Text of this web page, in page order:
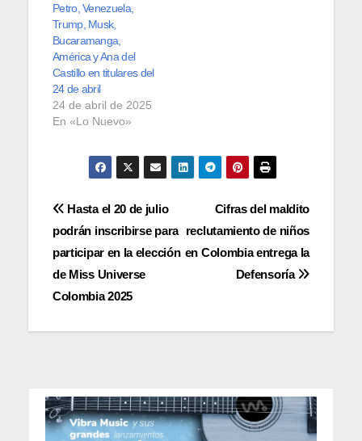
Petro, Venezuela,
Trump, Musk,
Bucaramanga,
América y Ana del
Castillo en titulares del
24 de abril
24 de abril de 2025
En «Lo Nuevo»
Navegación
de
entradas
Cifras del maldito
reclutamiento de niños
en Colombia entrega la
Defensoría
Hasta el 20 de julio
podrán inscribirse para
participar en la elección
de Miss Universe
Colombia 2025